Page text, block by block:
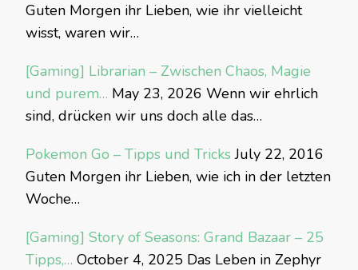
Guten Morgen ihr Lieben, wie ihr vielleicht
wisst, waren wir…
[Gaming] Librarian – Zwischen Chaos, Magie
und purem… May 23, 2026 Wenn wir ehrlich
sind, drücken wir uns doch alle das…
Pokemon Go – Tipps und Tricks July 22, 2016
Guten Morgen ihr Lieben, wie ich in der letzten
Woche…
[Gaming] Story of Seasons: Grand Bazaar – 25
Tipps,… October 4, 2025 Das Leben in Zephyr